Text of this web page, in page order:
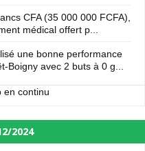
CFA (35 000 000 FCFA),
médical offert p...
une bonne performance
Boigny avec 2 buts à 0 g...
en continu
2024